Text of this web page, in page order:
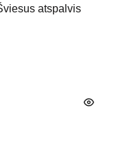
atspalvis